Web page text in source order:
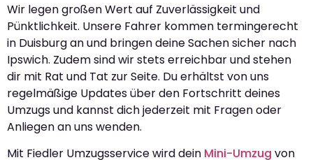
Wir legen großen Wert auf Zuverlässigkeit und
Pünktlichkeit. Unsere Fahrer kommen termingerecht
in Duisburg an und bringen deine Sachen sicher nach
Ipswich. Zudem sind wir stets erreichbar und stehen
dir mit Rat und Tat zur Seite. Du erhältst von uns
regelmäßige Updates über den Fortschritt deines
Umzugs und kannst dich jederzeit mit Fragen oder
Anliegen an uns wenden.
Mit Fiedler Umzugsservice wird dein Mini-Umzug von